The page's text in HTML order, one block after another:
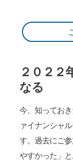
２０２２
なる
今、知ってお
ァイナンシャ
す。過去にご
やすかった」